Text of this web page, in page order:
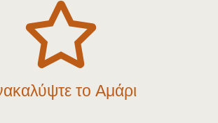

το Αμάρι